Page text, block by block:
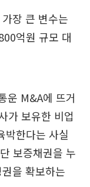
장 큰 변수는
억원 규모 대
운 M&A에 뜨거
가 보유한 비업
박한다는 사실
보증채권을 누
을 확보하는